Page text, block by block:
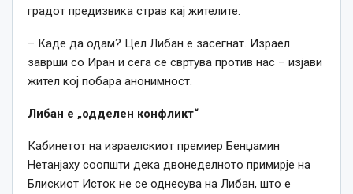
градот предизвика страв кај жителите.
– Каде да одам? Цел Либан е засегнат. Израел
заврши со Иран и сега се свртува против нас – изјави
жител кој побара анонимност.
Либан е „одделен конфликт“
Кабинетот на израелскиот премиер Бенџамин
Нетанјаху соопшти дека двонеделното примирје на
Блискиот Исток не се однесува на Либан, што е